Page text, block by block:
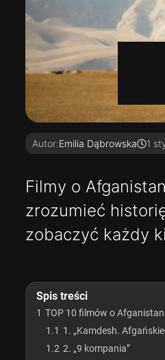
Autor:Emilia Dąbrowska 1
Filmy o
zrozumieć
zobaczyć każdy
Spis treści
1 TOP 10 filmów o
1.1 1. „Kamdesh. Afgańskie
1.2 2. „9 kompania”